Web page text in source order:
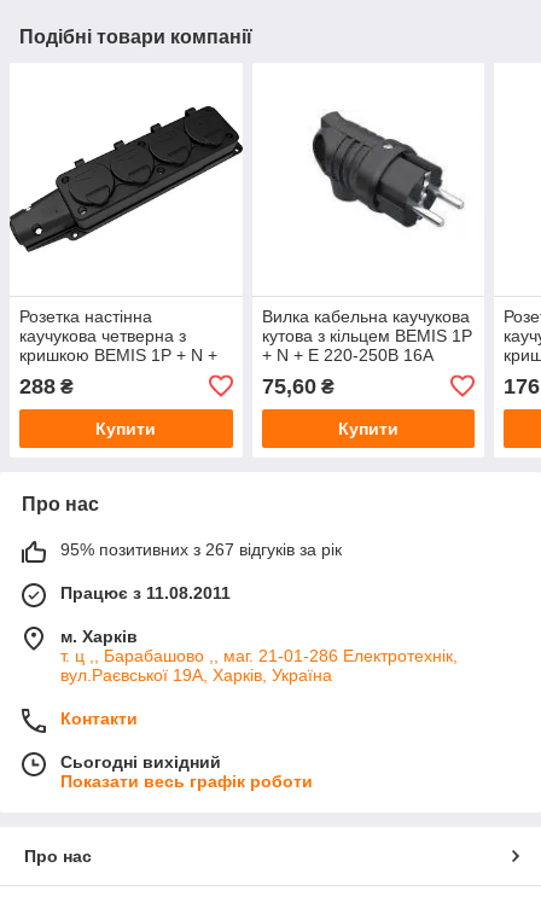
Подібні товари компанії
Розетка настінна
каучукова четверна з
кришкою BEMIS 1P + N +
E 220-250В 16А IP54, ВК1-
1402-3614
288 ₴
Купити
Вилка кабельна каучукова
кутова з кільцем BEMIS 1P
+ N + E 220-250В 16А
75,60₴
Купити
Про нас
95% позитивних з 267 відгуків за рік
Працює з 11.08.2011
м. Харків
т. ц ,, Барабашово ,, маг. 21-01-286 Електротехнік,
вул.Раєвської 19А, Харків, Україна
Контакти
Сьогодні вихідний
Показати весь графік роботи
Про нас